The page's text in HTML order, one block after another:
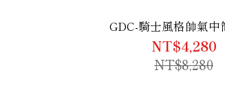
GDC-騎士風格帥氣中
NT$4,280
NT$8,280